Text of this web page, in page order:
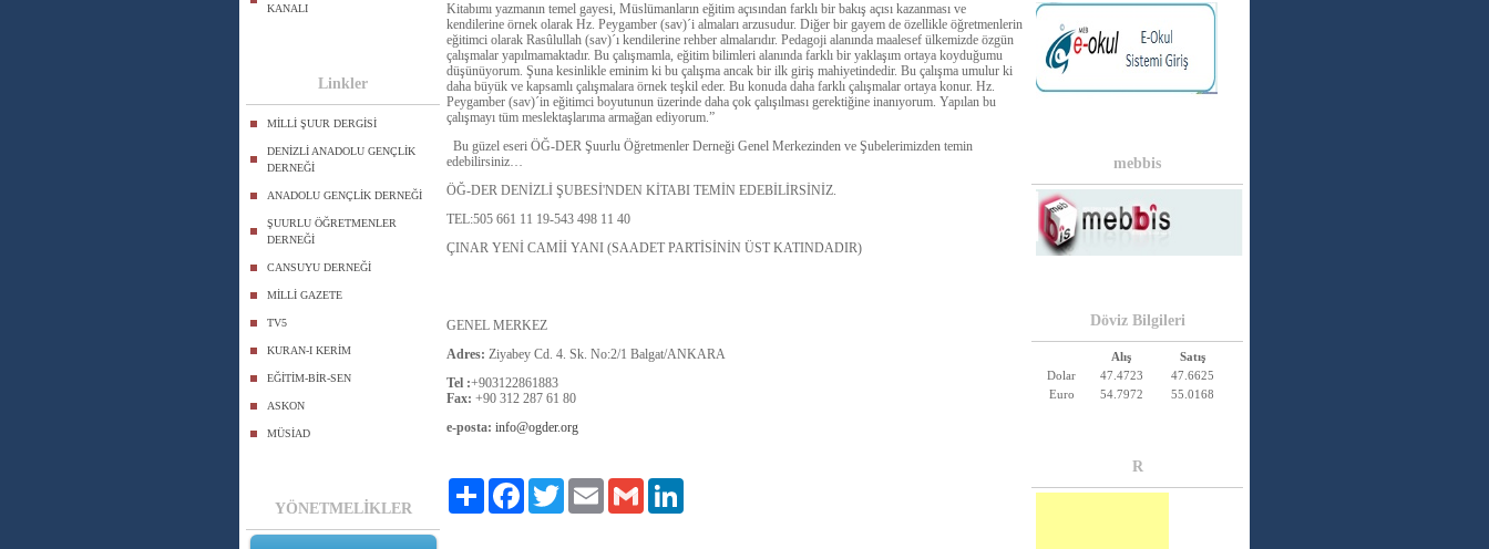
KANALI
Linkler
MİLLİ ŞUUR DERGİSİ
DENİZLİ ANADOLU GENÇLİK
DERNEĞİ
ANADOLU GENÇLİK DERNEĞİ
ŞUURLU ÖĞRETMENLER
DERNEĞİ
CANSUYU DERNEĞİ
MİLLİ GAZETE
TV5
KURAN-I KERİM
EĞİTİM-BİR-SEN
ASKON
MÜSİAD
YÖNETMELİKLER
Kitabımı yazmanın temel gayesi, Müslümanların eğitim açısından farklı bir bakış açısı kazanması ve
kendilerine örnek olarak Hz. Peygamber (sav)´i almaları arzusudur. Diğer bir gayem de özellikle öğretmenlerin
eğitimci olarak Rasûlullah (sav)´ı kendilerine rehber almalarıdır. Pedagoji alanında maalesef ülkemizde özgün
çalışmalar yapılmamaktadır. Bu çalışmamla, eğitim bilimleri alanında farklı bir yaklaşım ortaya koyduğumu
düşünüyorum. Şuna kesinlikle eminim ki bu çalışma ancak bir ilk giriş mahiyetindedir. Bu çalışma umulur ki
daha büyük ve kapsamlı çalışmalara örnek teşkil eder. Bu konuda daha farklı çalışmalar ortaya konur. Hz.
Peygamber (sav)´in eğitimci boyutunun üzerinde daha çok çalışılması gerektiğine inanıyorum. Yapılan bu
çalışmayı tüm meslektaşlarıma armağan ediyorum.”
Bu güzel eseri ÖĞ-DER Şuurlu Öğretmenler Derneği Genel Merkezinden ve Şubelerimizden temin
edebilirsiniz…
ÖĞ-DER DENİZLİ ŞUBESİ'NDEN KİTABI TEMİN EDEBİLİRSİNİZ.
TEL:505 661 11 19-543 498 11 40
ÇINAR YENİ CAMİİ YANI (SAADET PARTİSİNİN ÜST KATINDADIR)
GENEL MERKEZ
Adres: Ziyabey Cd. 4. Sk. No:2/1 Balgat/ANKARA
Tel :+903122861883
Fax: +90 312 287 61 80
e-posta: info@ogder.org
Paylaş FacebookTwitter Email Gmail
mebbis
Döviz Bilgileri
Alış
Satış
Dolar
47.4723
47.6625
Euro
54.7972 55.0168
R